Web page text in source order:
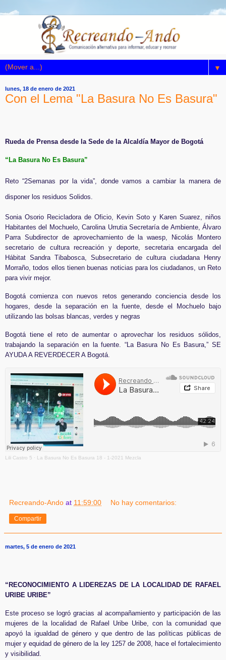
▼
lunes, 18 de enero de 2021
Con el Lema "La Basura No Es Basura"
Rueda de Prensa desde la Sede de la Alcaldía Mayor de Bogotá
“La Basura No Es Basura”
Reto “2Semanas por la vida”, donde vamos a cambiar la manera de
disponer los residuos Solidos.
Sonia Osorio Recicladora de Oficio, Kevin Soto y Karen Suarez, niños
Habitantes del Mochuelo, Carolina Urrutia Secretaría de Ambiente, Álvaro
Parra Subdirector de aprovechamiento de la waesp, Nicolás Montero
secretario de cultura recreación y deporte, secretaria encargada del
Hábitat Sandra Tibabosca, Subsecretario de cultura ciudadana Henry
Morraño, todos ellos tienen buenas noticias para los ciudadanos, un Reto
para vivir mejor.
Bogotá comienza con nuevos retos generando conciencia desde los
hogares, desde la separación en la fuente, desde el Mochuelo bajo
utilizando las bolsas blancas, verdes y negras
Bogotá tiene el reto de aumentar o aprovechar los residuos sólidos,
trabajando la separación en la fuente. “La Basura No Es Basura,” SE
AYUDA A REVERDECER A Bogotá.
Lili Castro 5 · La Basura No Es Basura 18 - 1-2021 Mezcla
Recreando-Ando at 11:59:00 No hay comentarios:
Compartir
martes, 5 de enero de 2021
“RECONOCIMIENTO A LIDEREZAS DE LA LOCALIDAD DE RAFAEL
URIBE URIBE”
Este proceso se logró gracias al acompañamiento y participación de las
mujeres de la localidad de Rafael Uribe Uribe, con la comunidad que
apoyó la igualdad de género y que dentro de las políticas públicas de
mujer y equidad de género de la ley 1257 de 2008, hace el fortalecimiento
y visibilidad.